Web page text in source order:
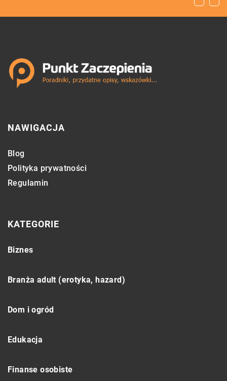
NAWIGACJA
Blog
Polityka prywatności
Regulamin
KATEGORIE
Biznes
Branża adult (erotyka, hazard)
Dom i ogród
Edukacja
Finanse osobiste